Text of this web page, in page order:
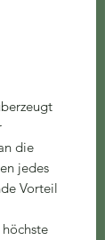
die
jedes
Vorteil